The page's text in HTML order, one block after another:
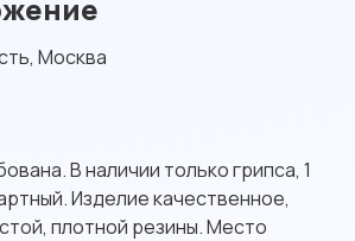
Москва
В наличии только грипса, 1
Изделие качественное,
плотной резины. Место